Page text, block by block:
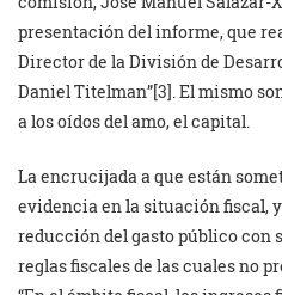
presentación del informe, que
Director de la División de
Daniel Titelman”[3]. El mismo
a los oídos del amo, el capital.
La encrucijada a que están
evidencia en la situación fiscal,
reducción del gasto público con
reglas fiscales de las cuales no